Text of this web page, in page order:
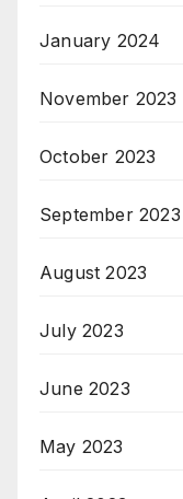
January 2024
November 2023
October 2023
September 2023
August 2023
July 2023
June 2023
May 2023